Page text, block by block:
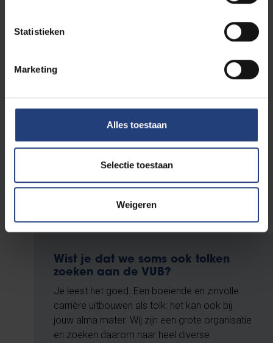
Statistieken
Marketing
Alles toestaan
Selectie toestaan
Weigeren
Wist je dat we soms ook tolken
zoeken aan de VUB?
Je leest het goed. Een boeiende en zinvolle
carrière uitbouwen als tolk: het kan ook bij
jouw alma mater. Wij zijn een grote organisatie
en zoeken daarom naar heel diverse